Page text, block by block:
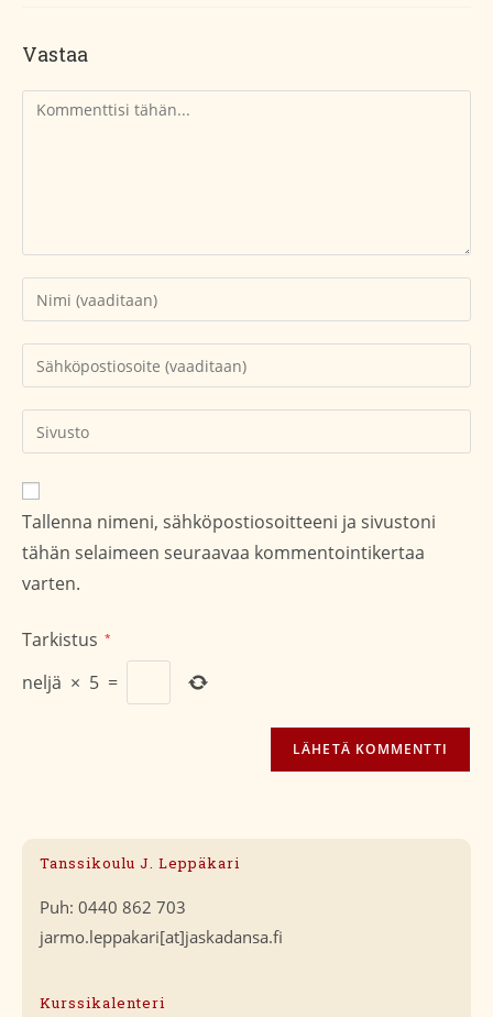
Vastaa
Kommentti
Kirjoita
nimesi
tai
käyttäjätunnuksesi
Kirjoita
sähköpostiosoitteesi
kommentoidaksesi
Kirjoita
sivustosi
verkko-
osoite/URL
(valinnainen)
Tallenna nimeni, sähköpostiosoitteeni ja sivustoni
tähän selaimeen seuraavaa kommentointikertaa
varten.
Tarkistus *
neljä × 5 =
Tanssikoulu J. Leppäkari
Puh: 0440 862 703
jarmo.leppakari[at]jaskadansa.fi
Kurssikalenteri